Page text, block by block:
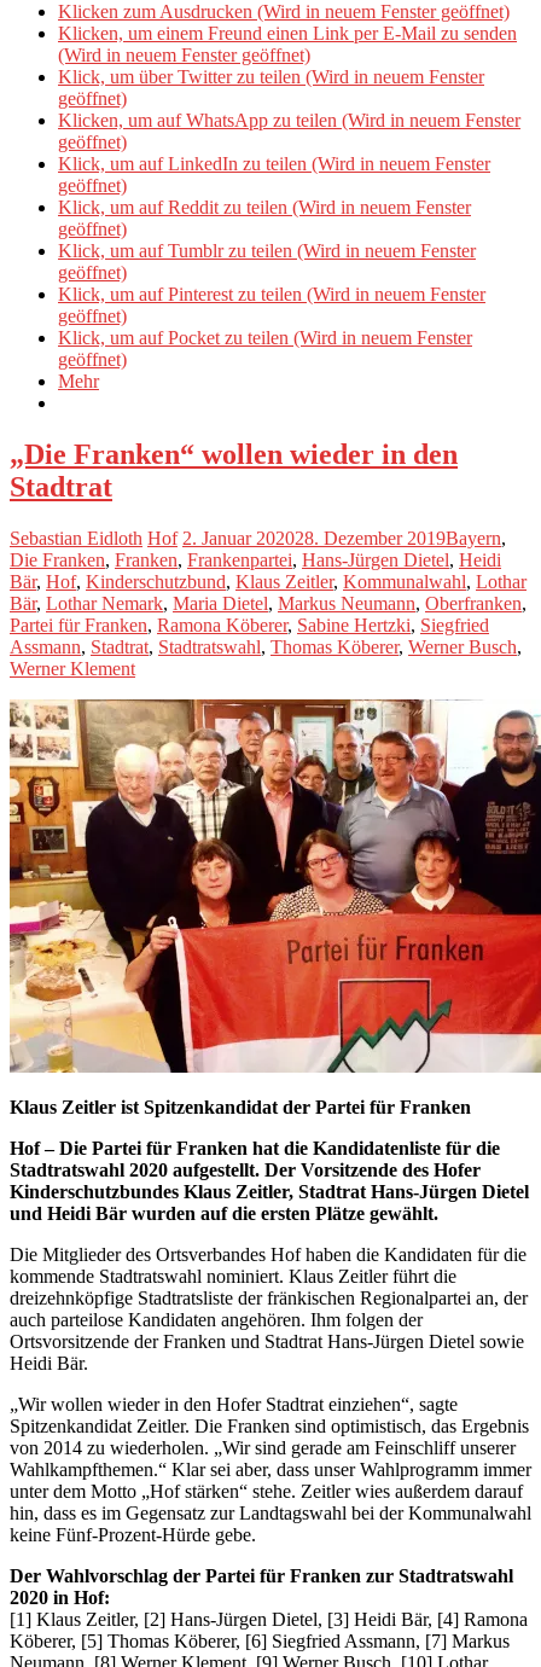
Klicken zum Ausdrucken (Wird in neuem Fenster geöffnet)
Klicken, um einem Freund einen Link per E-Mail zu senden
(Wird in neuem Fenster geöffnet)
Klick, um über Twitter zu teilen (Wird in neuem Fenster
geöffnet)
Klicken, um auf WhatsApp zu teilen (Wird in neuem Fenster
geöffnet)
Klick, um auf LinkedIn zu teilen (Wird in neuem Fenster
geöffnet)
Klick, um auf Reddit zu teilen (Wird in neuem Fenster
geöffnet)
Klick, um auf Tumblr zu teilen (Wird in neuem Fenster
geöffnet)
Klick, um auf Pinterest zu teilen (Wird in neuem Fenster
geöffnet)
Klick, um auf Pocket zu teilen (Wird in neuem Fenster
geöffnet)
Mehr
„Die Franken“ wollen wieder in den
Stadtrat
Sebastian Eidloth Hof 2. Januar 202028. Dezember 2019Bayern,
Die Franken, Franken, Frankenpartei, Hans-Jürgen Dietel, Heidi
Bär, Hof, Kinderschutzbund, Klaus Zeitler, Kommunalwahl, Lothar
Bär, Lothar Nemark, Maria Dietel, Markus Neumann, Oberfranken,
Partei für Franken, Ramona Köberer, Sabine Hertzki, Siegfried
Assmann, Stadtrat, Stadtratswahl, Thomas Köberer, Werner Busch,
Werner Klement
Klaus Zeitler ist Spitzenkandidat der Partei für Franken
Hof – Die Partei für Franken hat die Kandidatenliste für die
Stadtratswahl 2020 aufgestellt. Der Vorsitzende des Hofer
Kinderschutzbundes Klaus Zeitler, Stadtrat Hans-Jürgen Dietel
und Heidi Bär wurden auf die ersten Plätze gewählt.
Die Mitglieder des Ortsverbandes Hof haben die Kandidaten für die
kommende Stadtratswahl nominiert. Klaus Zeitler führt die
dreizehnköpfige Stadtratsliste der fränkischen Regionalpartei an, der
auch parteilose Kandidaten angehören. Ihm folgen der
Ortsvorsitzende der Franken und Stadtrat Hans-Jürgen Dietel sowie
Heidi Bär.
„Wir wollen wieder in den Hofer Stadtrat einziehen“, sagte
Spitzenkandidat Zeitler. Die Franken sind optimistisch, das Ergebnis
von 2014 zu wiederholen. „Wir sind gerade am Feinschliff unserer
Wahlkampfthemen.“ Klar sei aber, dass unser Wahlprogramm immer
unter dem Motto „Hof stärken“ stehe. Zeitler wies außerdem darauf
hin, dass es im Gegensatz zur Landtagswahl bei der Kommunalwahl
keine Fünf-Prozent-Hürde gebe.
Der Wahlvorschlag der Partei für Franken zur Stadtratswahl
2020 in Hof:
[1] Klaus Zeitler, [2] Hans-Jürgen Dietel, [3] Heidi Bär, [4] Ramona
Köberer, [5] Thomas Köberer, [6] Siegfried Assmann, [7] Markus
Neumann, [8] Werner Klement, [9] Werner Busch, [10] Lothar